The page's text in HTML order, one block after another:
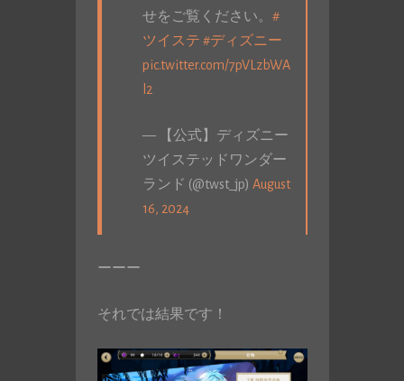
せをご覧ください。 #
ツイステ #ディズニー
pic.twitter.com/7pVLzbWA
l2
— 【公式】ディズニー
ツイステッドワンダー
ランド (@twst_jp) August
16, 2024
ーーー
それでは結果です！